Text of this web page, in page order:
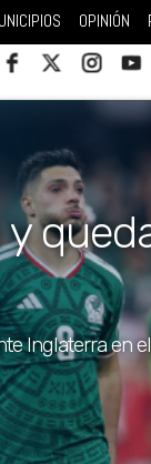
OPINIÓN
Inglaterra en